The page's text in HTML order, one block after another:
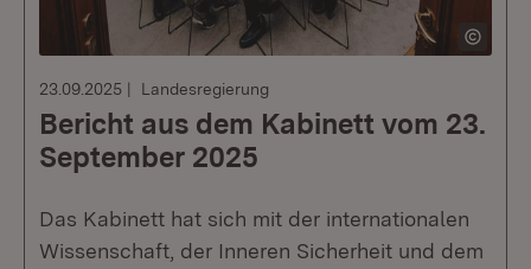
23.09.2025 Landesregierung
Bericht aus dem Kabinett vom 23.
September 2025
Das Kabinett hat sich mit der internationalen
Wissenschaft, der Inneren Sicherheit und dem